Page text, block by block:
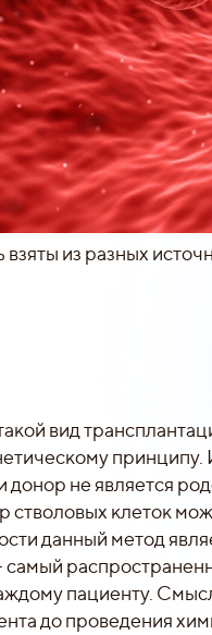
из разных
вид
не является
клеток
данный метод
самый
пациенту.
до проведения